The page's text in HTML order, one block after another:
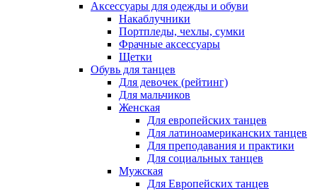
Аксессуары для одежды и обуви
Накаблучники
Портпледы, чехлы, сумки
Фрачные аксессуары
Щетки
Обувь для танцев
Для девочек (рейтинг)
Для мальчиков
Женская
Для европейских танцев
Для латиноамериканских танцев
Для преподавания и практики
Для социальных танцев
Мужская
Для Европейских танцев